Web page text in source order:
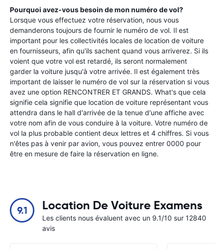
Pourquoi avez-vous besoin de mon numéro de vol?
Lorsque vous effectuez votre réservation, nous vous
demanderons toujours de fournir le numéro de vol. Il est
important pour les collectivités locales de location de voiture
en fournisseurs, afin qu'ils sachent quand vous arriverez. Si ils
voient que votre vol est retardé, ils seront normalement
garder la voiture jusqu'à votre arrivée. Il est également très
important de laisser le numéro de vol sur la réservation si vous
avez une option RENCONTRER ET GRANDS. What's que cela
signifie cela signifie que location de voiture représentant vous
attendra dans le hall d'arrivée de la tenue d'une affiche avec
votre nom afin de vous conduire à la voiture. Votre numéro de
vol la plus probable contient deux lettres et 4 chiffres. Si vous
n'êtes pas à venir par avion, vous pouvez entrer 0000 pour
être en mesure de faire la réservation en ligne.
9.1 Location De Voiture Examens
Les clients nous évaluent avec un 9.1/10 sur 12840
avis